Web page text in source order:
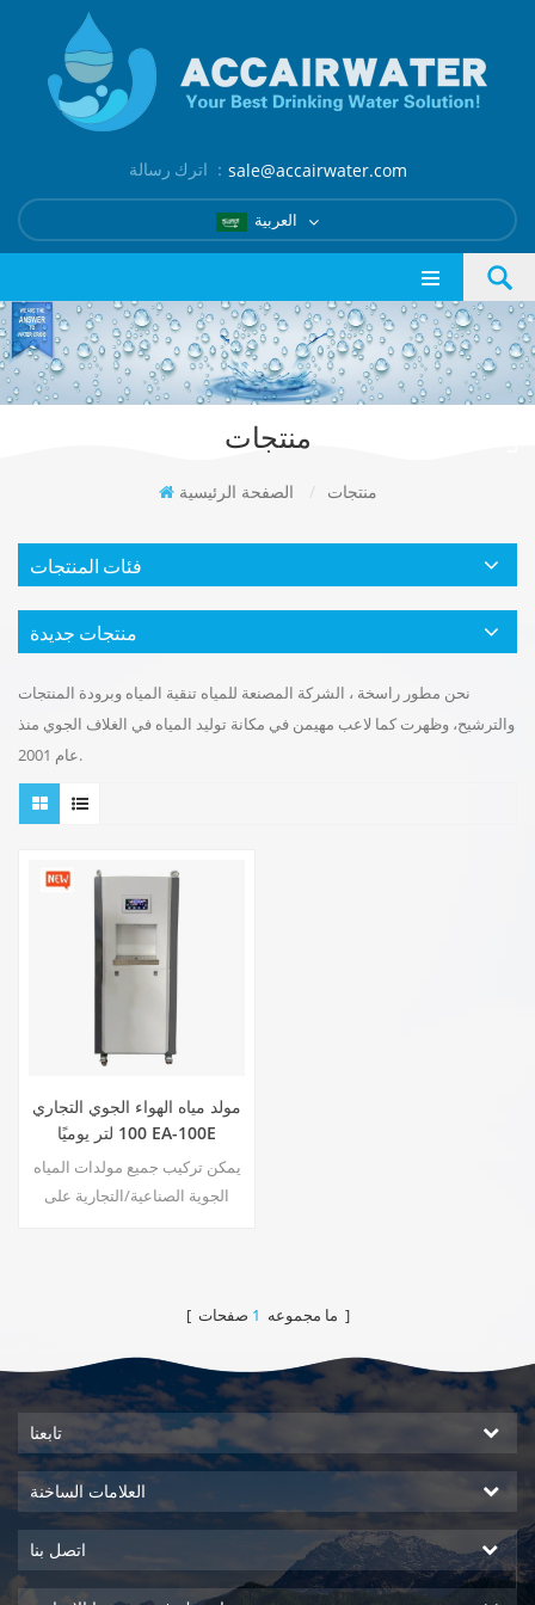
اترك رسالة ： sale@accairwater.com
منتجات
الصفحة الرئيسية / منتجات
فئات المنتجات
منتجات جديدة
نحن مطور راسخة ، الشركة المصنعة للمياه تنقية المياه وبرودة المنتجات
والترشيح، وظهرت كما لاعب مهيمن في مكانة توليد المياه في الغلاف الجوي منذ
عام 2001.
مولد مياه الهواء الجوي التجاري
100 لتر يوميًا EA-100E
يمكن تركيب جميع مولدات المياه
الجوية الصناعية/التجارية على
تتميز آلة توليد الماء والهواء
متنقلة تعمل بكامل طاقتها ومكتفية
ذاتيًا ومكتفية ذاتيًا. يتم نقلها
بسهولة أثناء إنتاج ما يصل إلى
آلاف الجالونات من مياه الشرب
النقية العذبة. بيع ال10
[ ما مجموعه 1 صفحات ]
تابعنا
العلامات الساخنة
اتصل بنا